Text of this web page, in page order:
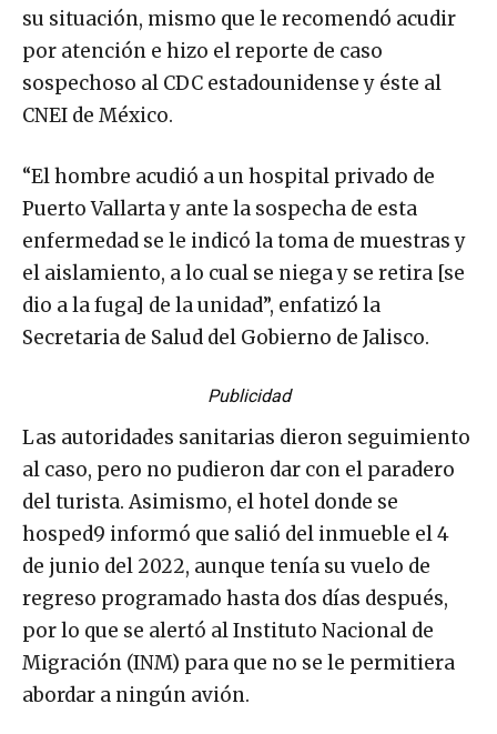
su situación, mismo que le recomendó acudir
por atención e hizo el reporte de caso
sospechoso al CDC estadounidense y éste al
CNEI de México.
“El hombre acudió a un hospital privado de
Puerto Vallarta y ante la sospecha de esta
enfermedad se le indicó la toma de muestras y
el aislamiento, a lo cual se niega y se retira [se
dio a la fuga] de la unidad”, enfatizó la
Secretaria de Salud del Gobierno de Jalisco.
Publicidad
Las autoridades sanitarias dieron seguimiento
al caso, pero no pudieron dar con el paradero
del turista. Asimismo, el hotel donde se
hosped9 informó que salió del inmueble el 4
de junio del 2022, aunque tenía su vuelo de
regreso programado hasta dos días después,
por lo que se alertó al Instituto Nacional de
Migración (INM) para que no se le permitiera
abordar a ningún avión.